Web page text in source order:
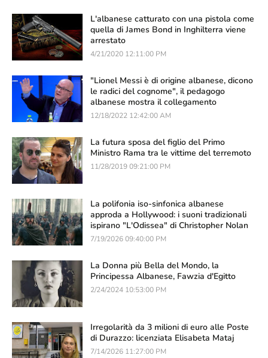
L'albanese catturato con una pistola come
quella di James Bond in Inghilterra viene
arrestato
4/21/2020 12:11:00 PM
"Lionel Messi è di origine albanese, dicono
le radici del cognome", il pedagogo
albanese mostra il collegamento
12/18/2022 12:42:00 AM
La futura sposa del figlio del Primo
Ministro Rama tra le vittime del terremoto
11/28/2019 09:21:00 PM
La polifonia iso-sinfonica albanese
approda a Hollywood: i suoni tradizionali
ispirano "L'Odissea" di Christopher Nolan
7/19/2026 09:40:00 PM
La Donna più Bella del Mondo, la
Principessa Albanese, Fawzia d'Egitto
2/24/2024 10:53:00 PM
Irregolarità da 3 milioni di euro alle Poste
di Durazzo: licenziata Elisabeta Mataj
7/14/2026 11:27:00 PM